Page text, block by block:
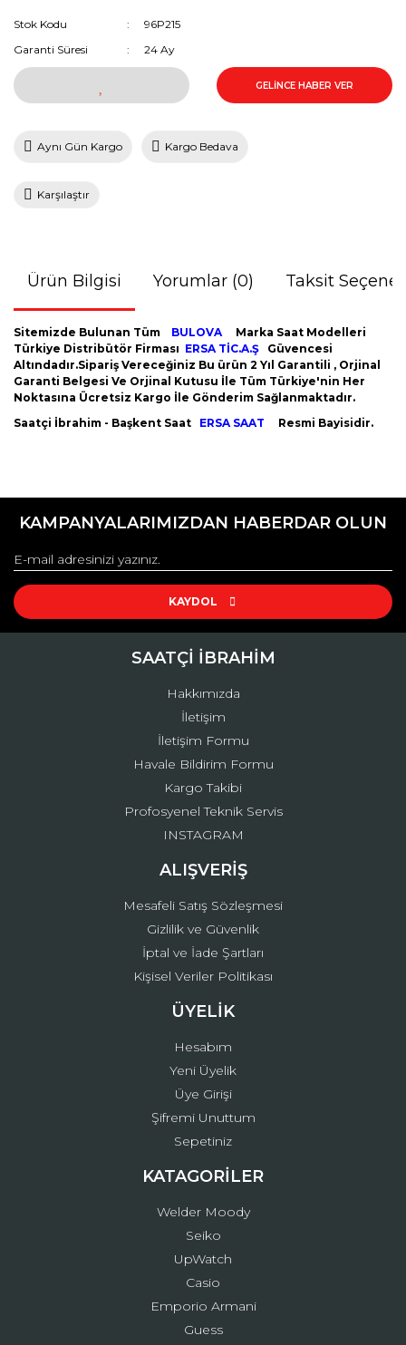
Stok Kodu
96P215
Garanti Süresi
24 Ay
GELİNCE HABER VER
Aynı Gün Kargo Kargo Bedava
Karşılaştır
Ürün Bilgisi Yorumlar (0) Taksit
Sitemizde Bulunan Tüm BULOVA
Marka Saat Modelleri
Türkiye Distribütör Firması ERSA TİC.A.Ş
Güvencesi
Altındadır.Sipariş Vereceğiniz Bu ürün 2 Yıl Garantili , Orjinal
Garanti Belgesi Ve Orjinal Kutusu İle Tüm Türkiye'nin Her
Noktasına Ücretsiz Kargo İle Gönderim Sağlanmaktadır.
Saatçi İbrahim - Başkent Saat ERSA SAAT Resmi Bayisidir.
konularda yetersiz gördüğünüz noktaları öneri formunu
Görüş ve önerileriniz için teşekkür ederiz.
Ürün resmi kalitesiz, bozuk veya görüntülenemiyor.
Ürün açıklamasında eksik bilgiler bulunuyor.
Ürün fiyatı diğer sitelerden daha pahalı.
Gönder
KAMPANYALARIMIZDAN HABERDAR OLUN
KAYDOL
SAATÇİ İBRAHİM
Hakkımızda
İletişim
İletişim Formu
Havale Bildirim Formu
Kargo Takibi
Profosyenel Teknik Servis
INSTAGRAM
ALIŞVERİŞ
Mesafeli Satış Sözleşmesi
Gizlilik ve Güvenlik
İptal ve İade Şartları
Kişisel Veriler Politikası
ÜYELİK
Hesabım
Yeni Üyelik
Üye Girişi
Şifremi Unuttum
Sepetiniz
KATAGORİLER
Welder Moody
Seiko
UpWatch
Casio
Emporio Armani
Guess